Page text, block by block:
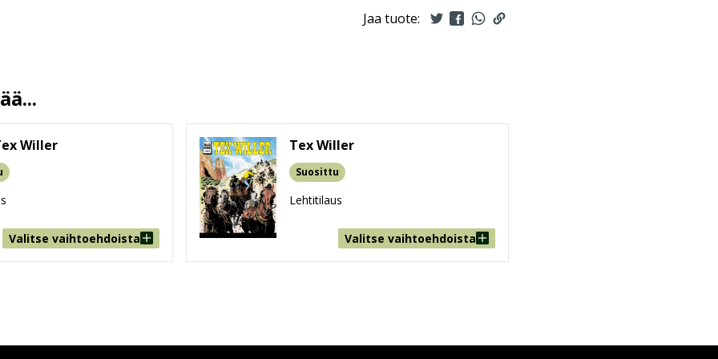
298
170 mm * 240 mm * 15 mm
Jaa tuote:
Willer
Valitse vaihtoehdoista
Tex Willer
Suosittu
Lehtitilaus
Valitse vaihtoehdoista